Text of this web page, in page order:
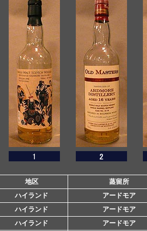
地区
蒸留所
ハイランド
アードモア
ハイランド
アードモア
ハイランド
アードモア